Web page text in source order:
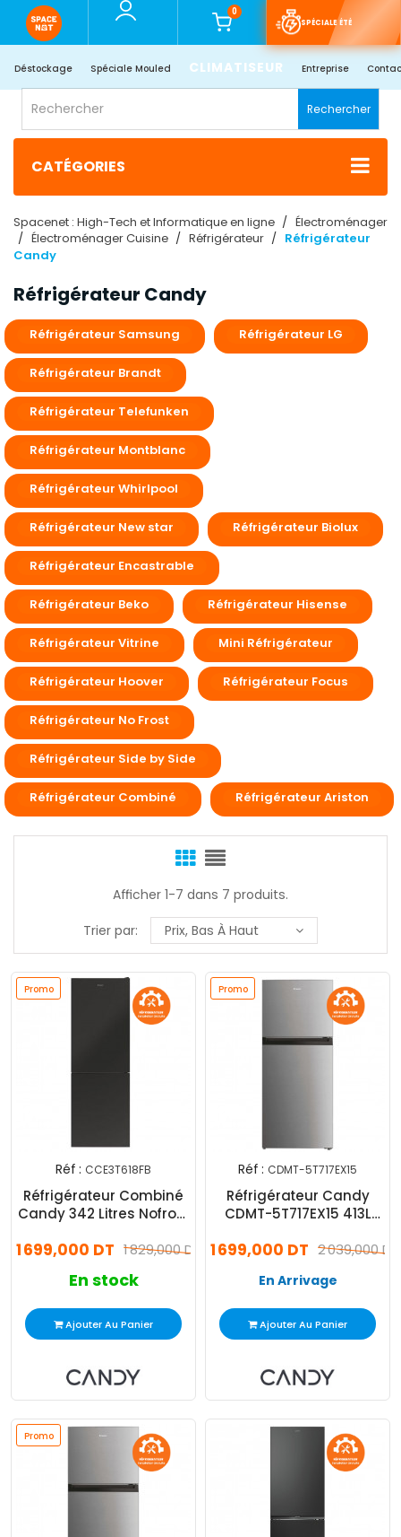
0
SPÉCIALE ÉTÉ
Déstockage Spéciale Mouled CLIMATISEUR Entreprise
Rechercher
CATÉGORIES
Spacenet : High-Tech et Informatique en ligne
Électroménager
Électroménager Cuisine
Réfrigérateur
Réfrigérateur
Candy
Réfrigérateur Candy
Réfrigérateur Samsung Réfrigérateur LG
Réfrigérateur Brandt
Réfrigérateur Telefunken
Réfrigérateur Montblanc
Réfrigérateur Whirlpool
Réfrigérateur New star Réfrigérateur Biolux
Réfrigérateur Encastrable
Réfrigérateur Beko Réfrigérateur Hisense
Réfrigérateur Vitrine Mini Réfrigérateur
Réfrigérateur Hoover Réfrigérateur Focus
Réfrigérateur No Frost
Réfrigérateur Side by Side
Réfrigérateur Combiné Réfrigérateur Ariston
Afficher 1-7 dans 7 produits.
Trier par:
Prix, Bas À Haut
Promo
Réf : CCE3T618FB
Réfrigérateur Combiné
Candy 342 Litres Nofrost
1 829,000 DT
1 699,000 DT
En stock
Ajouter Au Panier
Promo
Réf : CDMT-5T717EX15
Réfrigérateur Candy
CDMT-5T717EX15 413L
2 039,000 DT
1 699,000 DT
En Arrivage
Ajouter Au Panier
Promo